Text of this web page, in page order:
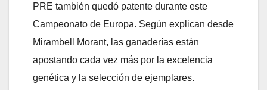
PRE también quedó patente durante este
Campeonato de Europa. Según explican desde
Mirambell Morant, las ganaderías están
apostando cada vez más por la excelencia
genética y la selección de ejemplares.